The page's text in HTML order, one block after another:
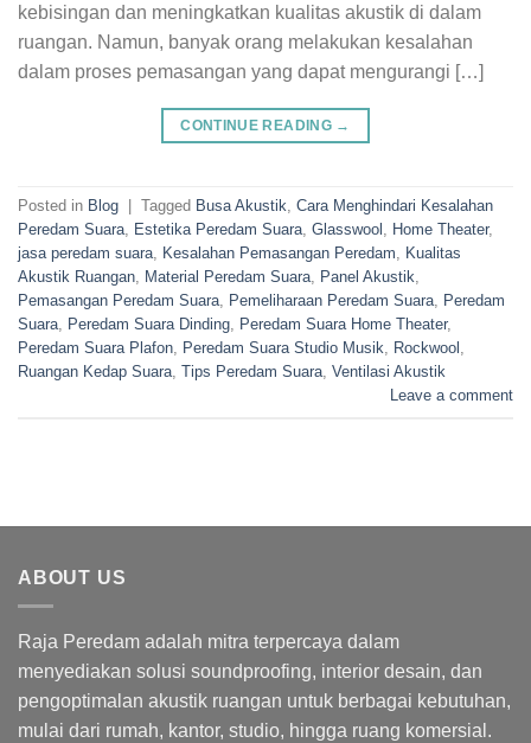
kebisingan dan meningkatkan kualitas akustik di dalam
ruangan. Namun, banyak orang melakukan kesalahan
dalam proses pemasangan yang dapat mengurangi […]
CONTINUE READING →
Posted in Blog Tagged Busa Akustik Cara Menghindari Kesalahan
Peredam Suara
Estetika Peredam Suara Glasswool Home Theater,
jasa peredam suara
Kesalahan Pemasangan Peredam
Kualitas
Akustik Ruangan
Material Peredam Suara Panel Akustik
Pemasangan Peredam Suara
Pemeliharaan Peredam Suara
Peredam
Suara
Peredam Suara Dinding Peredam Suara Home Theater,
Peredam Suara Plafon
Peredam Suara Studio Musik Rockwool
Ruangan Kedap Suara Tips Peredam Suara Ventilasi Akustik
Leave a comment
ABOUT US
Raja Peredam adalah mitra terpercaya dalam
menyediakan solusi soundproofing, interior desain, dan
pengoptimalan akustik ruangan untuk berbagai kebutuhan,
mulai dari rumah, kantor, studio, hingga ruang komersial.